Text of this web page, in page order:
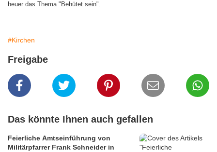
heuer das Thema "Behütet sein".
#Kirchen
Freigabe
Das könnte Ihnen auch gefallen
Feierliche Amtseinführung von
Militärpfarrer Frank Schneider in